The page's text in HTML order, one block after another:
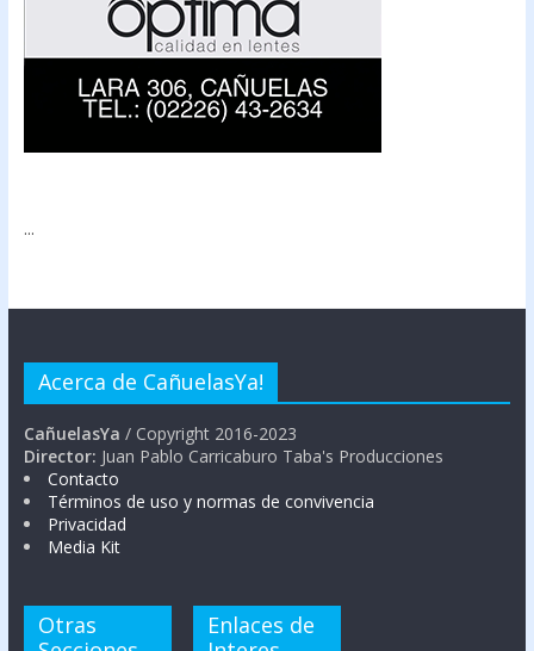
...
Acerca de CañuelasYa!
CañuelasYa / Copyright 2016-2023
Director: Juan Pablo Carricaburo Taba's Producciones
Contacto
Términos de uso y normas de convivencia
Privacidad
Media Kit
Otras
Enlaces de